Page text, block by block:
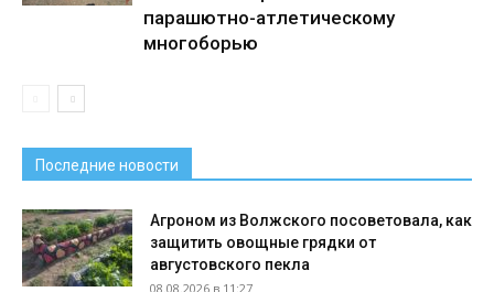
парашютно-атлетическому
многоборью
Последние новости
Агроном из Волжского посоветовала, как
защитить овощные грядки от
августовского пекла
08.08.2026 в 11:27